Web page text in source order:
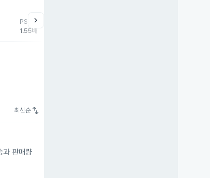
PSR
1.55배
chevron_right
최신순 swap_vert
과 판매량